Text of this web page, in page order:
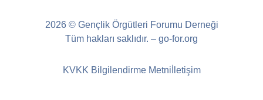
2026 © Gençlik Örgütleri Forumu Derneği
Tüm hakları saklıdır. – go-for.org
KVKK Bilgilendirme Metni İletişim